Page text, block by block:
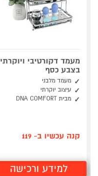
מעמד דקורטיבי ויוקרתי
בצבע כסף
מעמד מלבני
עיצוב יוקרתי
מבית DNA COMFORT
קנה עכשיו ב- 119
למידע ורכישה